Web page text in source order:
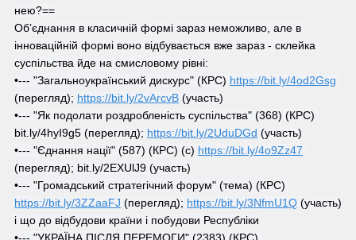
нею?==
Об’єднання в класичній формі зараз неможливо, але в
інноваційній формі воно відбувається вже зараз - склейка
суспільства йде на смисловому рівні:
•--- "Загальноукраїнський дискурс" (КРС) https://bit.ly/4od2Gsg
(перегляд); https://bit.ly/2vArcvB (участь)
•--- "Як подолати роздробленість суспільства" (368) (КРС)
bit.ly/4hyI9g5 (перегляд); https://bit.ly/2UduDGd (участь)
•--- "Єднання нації" (587) (КРС) (с) https://bit.ly/4o9Zz47
(перегляд); bit.ly/2EXUlJ9 (участь)
https://bit.ly/3ZZaaFJ (перегляд); https://bit.ly/3NfmU1Q (участь)
і що до відбудови країни і побудови Республіки